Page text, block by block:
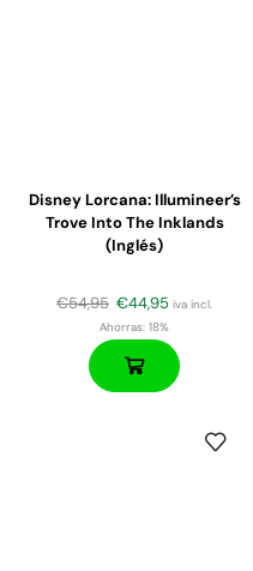
Disney Lorcana: Illumineer’s
Trove Into The Inklands
(Inglés)
€54,95 €44,95 iva incl.
Ahorras: 18%